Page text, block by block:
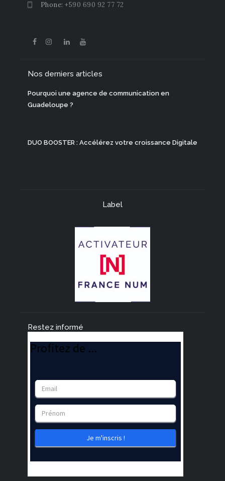
Phone:+590 690 92 77 72
Nos derniers articles
Pourquoi une agence de communication en
Guadeloupe ?
DUO BOOSTER : Accélérez votre croissance Digitale
Label
Restez informé